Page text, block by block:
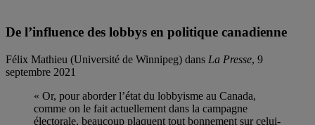
De l’influence des lobbys en politique canadienne
Félix Mathieu (Université de Winnipeg) dans La Presse, 9
septembre 2021
« Or, pour aborder l’état du lobbyisme au Canada,
comme on le fait actuellement dans la campagne
électorale, beaucoup plaquent tout bonnement sur celui-